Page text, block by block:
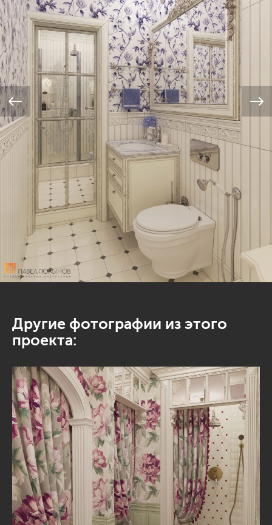
Другие фотографии из этого
проекта: